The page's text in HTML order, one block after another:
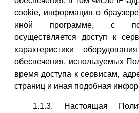
cookie, информация о
иной программе, с
осуществляется доступ к
характеристики
обеспечения, используемых
время доступа к сервисам,
страниц и иная подобная
1.1.3. Настоящая